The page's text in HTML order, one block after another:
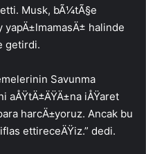
Musk, bÃ¼tÃ§e
yapÄ±lmamasÄ± halinde
getirdi.
Savunma
aÅŸtÄ±ÄŸÄ±na iÅŸaret
harcÄ±yoruz. Ancak bu
ettireceÄŸiz.” dedi.